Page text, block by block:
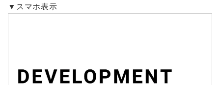
▼スマホ表示